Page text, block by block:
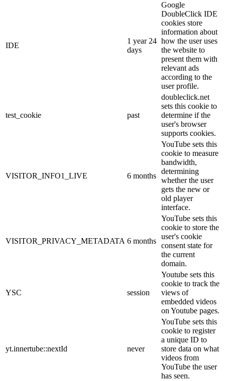
IDE
1 year 24
days
Google
DoubleClick IDE
cookies store
information about
how the user uses
the website to
present them with
relevant ads
according to the
user profile.
test_cookie past
doubleclick.net
sets this cookie to
determine if the
user's browser
supports cookies.
VISITOR_INFO1_LIVE 6 months
YouTube sets this
cookie to measure
bandwidth,
determining
whether the user
gets the new or
old player
interface.
VISITOR_PRIVACY_METADATA 6 months
YouTube sets this
cookie to store the
user's cookie
consent state for
the current
domain.
YSC session
Youtube sets this
cookie to track the
views of
embedded videos
on Youtube pages.
yt.innertube::nextId never
YouTube sets this
cookie to register
a unique ID to
store data on what
videos from
YouTube the user
has seen.